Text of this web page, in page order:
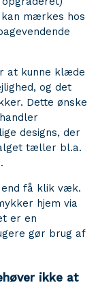
mærkes hos
at kunne klæde
og det
Dette ønske
designs, der
tæller bl.a.
få klik væk.
hjem via
er en
gør brug af
ikke at